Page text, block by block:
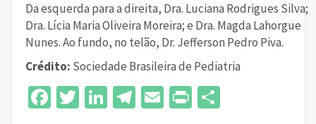
Da esquerda para a direita, Dra. Luciana Rodrigues Silva;
Dra. Lícia Maria Oliveira Moreira; e Dra. Magda Lahorgue
Nunes. Ao fundo, no telão, Dr. Jefferson Pedro Piva.
Crédito: Sociedade Brasileira de Pediatria
Facebook
Twitter
LinkedIn
Telegram
EmailPrint